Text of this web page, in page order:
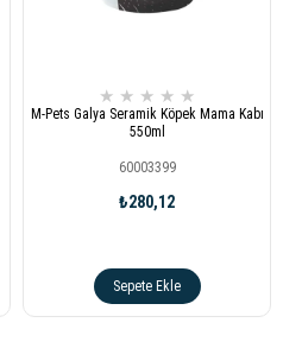
★ ★ ★ ★ ★
M-Pets Galya Seramik Köpek Mama Kabı
550ml
60003399
₺280,12
Sepete Ekle